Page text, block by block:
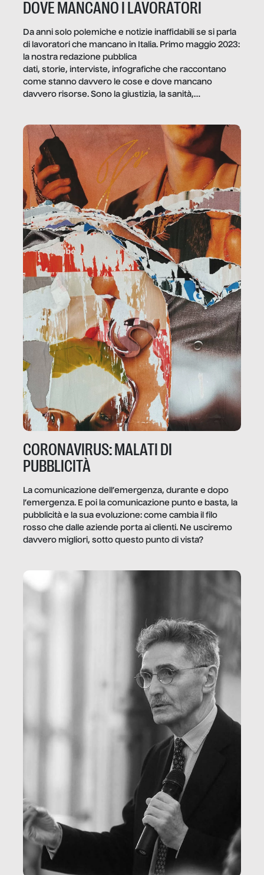
DOVE MANCANO I LAVORATORI
Da anni solo polemiche e notizie inaffidabili se si parla
di lavoratori che mancano in Italia. Primo maggio 2023:
la nostra redazione pubblica
dati, storie, interviste, infografiche che raccontano
come stanno davvero le cose e dove mancano
davvero risorse. Sono la giustizia, la sanità,
CORONAVIRUS: MALATI DI
PUBBLICITÀ
La comunicazione dell’emergenza, durante e dopo
l’emergenza. E poi la comunicazione punto e basta, la
pubblicità e la sua evoluzione: come cambia il filo
rosso che dalle aziende porta ai clienti. Ne usciremo
davvero migliori, sotto questo punto di vista?